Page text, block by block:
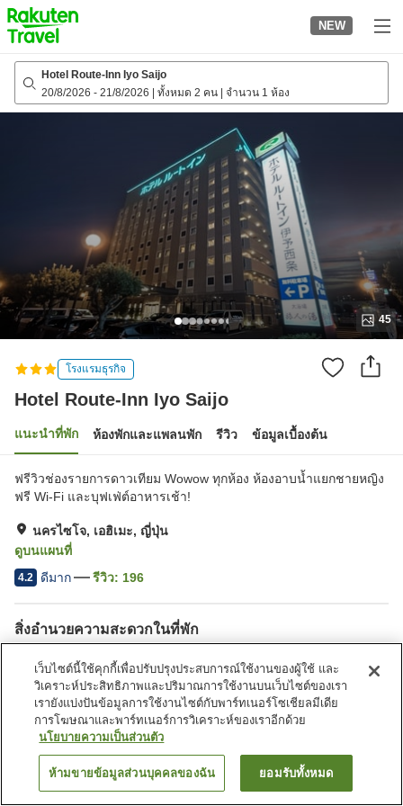
to
top
page
NEW
Hotel Route-Inn Iyo Saijo
20/8/2026 - 21/8/2026 ทั้งหมด 2 คน จำนวน 1 ห้อง
45
โรงแรมธุรกิจ
Hotel Route-Inn Iyo Saijo
แนะนำที่พัก ห้องพักและแพลนพัก รีวิว ข้อมูลเบื้องต้น
ฟรีวิวช่องรายการดาวเทียม Wowow ทุกห้อง ห้องอาบน้ำแยกชายหญิง
ฟรี Wi-Fi และบุฟเฟ่ต์อาหารเช้า!
นครไซโจ, เอฮิเมะ, ญี่ปุ่น
ดูบนแผนที่
4.2 ดีมาก รีวิว: 196
สิ่งอำนวยความสะดวกในที่พัก
ร้านอาหาร
ตู้จำหน่ายอัตโนมัติ
หน้าแรก ญี่ปุ่น เอฮิเมะ นครไซโจ Hotel Route-Inn Iyo Saijo
ค้นหาห้องพัก
เว็บไซต์นี้ใช้คุกกี้เพื่อปรับปรุงประสบการณ์ใช้งานของผู้ใช้ และ
วิเคราะห์ประสิทธิภาพและปริมาณการใช้งานบนเว็บไซต์ของเรา
เรายังแบ่งปันข้อมูลการใช้งานไซต์กับพาร์ทเนอร์โซเชียลมีเดีย
การโฆษณาและพาร์ทเนอร์การวิเคราะห์ของเราอีกด้วย
นโยบายความเป็นส่วนตัว
ห้ามขายข้อมูลส่วนบุคคลของฉัน ยอมรับทั้งหมด